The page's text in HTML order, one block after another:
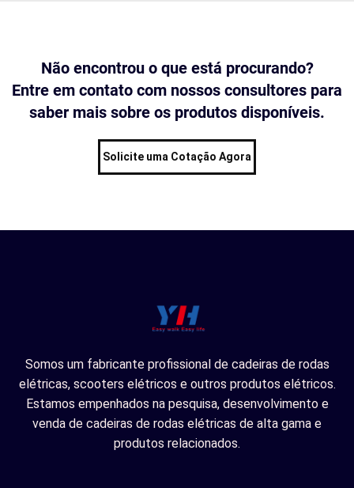
Não encontrou o que está procurando?
Entre em contato com nossos consultores para
saber mais sobre os produtos disponíveis.
Solicite uma Cotação Agora
Somos um fabricante profissional de cadeiras de rodas
elétricas, scooters elétricos e outros produtos elétricos.
Estamos empenhados na pesquisa, desenvolvimento e
venda de cadeiras de rodas elétricas de alta gama e
produtos relacionados.